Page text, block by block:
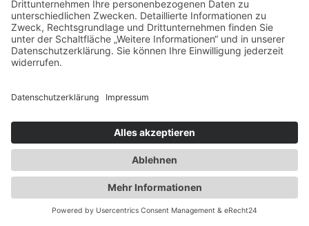
Gardinen
Vorhang, Raffrollo & Co